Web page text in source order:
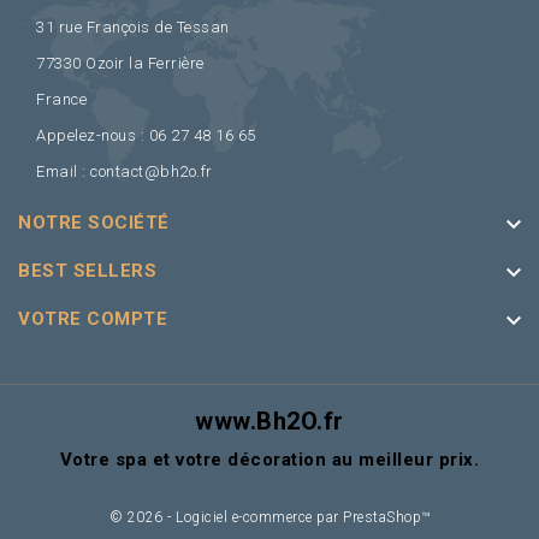
31 rue François de Tessan
77330 Ozoir la Ferrière
France
Appelez-nous : 06 27 48 16 65
Email : contact@bh2o.fr
NOTRE SOCIÉTÉ keyboard_arrow_down
BEST SELLERS keyboard_arrow_down
VOTRE COMPTE keyboard_arrow_down
www.Bh2O.fr
Votre spa et votre décoration au meilleur prix.
© 2026 - Logiciel e-commerce par PrestaShop™